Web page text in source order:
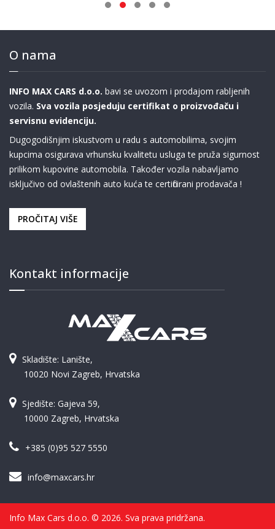
O nama
INFO MAX CARS d.o.o. bavi se uvozom i prodajom rabljenih
vozila. Sva vozila posjeduju certifikat o proizvođaču i
servisnu evidenciju.
Dugogodišnjim iskustvom u radu s automobilima, svojim
kupcima osigurava vrhunsku kvalitetu usluga te pruža sigurnost
prilikom kupovine automobila. Također vozila nabavljamo
isključivo od ovlaštenih auto kuća te certificirani prodavača !
PROČITAJ VIŠE
Kontakt informacije
Skladište: Lanište,
10020 Novi Zagreb, Hrvatska
Sjedište: Gajeva 59,
10000 Zagreb, Hrvatska
+385 (0)95 527 5550
info@maxcars.hr
Info Max Cars d.o.o. © 2026. Sva prava pridržana.